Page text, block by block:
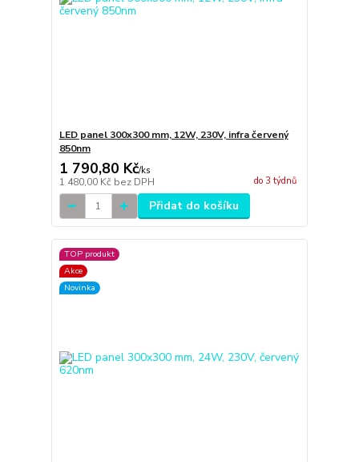
LED panel 300x300 mm, 12W, 230V, infra červený
850nm
1 790,80 Kč/ks
1 480,00 Kč bez DPH do 3 týdnů
Přidat do košíku
TOP produkt
Akce
Novinka